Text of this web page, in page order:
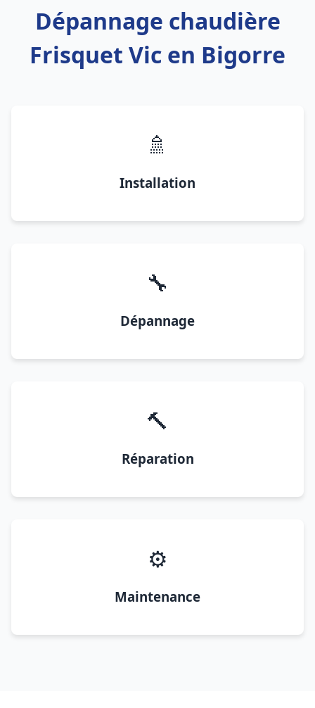
Dépannage chaudière
Frisquet Vic en Bigorre
🚿
Installation
🔧
Dépannage
🔨
Réparation
⚙️
Maintenance